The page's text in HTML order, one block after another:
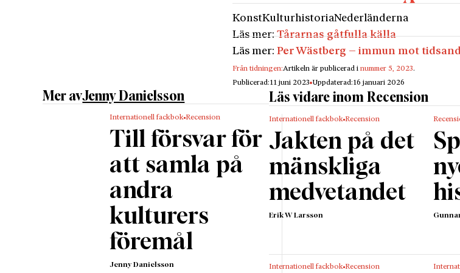
medelklass. De drev ett värdshus och Reynir
en textilfabrik. Han ägnade sig också åt
1631 in sig som konsthandlare, Herr
konst och konsthantverk. Vermeer lämnade
men i stort var det mitt i stadens urbana miljö
till sin död vid 43 år ålder.
hade konst omkring sig och var förtrogen
konstscen. Karriä­ren tog rejäl fart på 1660-
konstnär uppmärksammades efter att han
måleri som var tidens högsta ideal till förmån
1672 störtdök konstmarknaden som ett
KonstKulturhistoriaNederländerna
Läs mer:Tårarnas gåtfulla källa
Läs mer:Per Wästberg – immun mot
Från tidningen:Artikeln är publicerad inummer 5, 2023.
Publicerad:11 juni 2023 Uppdaterad:16 januari 2026
Mer avJenny Danielsson
Internationell fackbok Recension
Till försvar för
att samla på
andra
kulturers
föremål
Jenny Danielsson
Läs vidare inom Recension
Internationell fackbok Recension
Jakten på det
mänskliga
medvetandet
Erik W Larsson
Internationell fackbok Recension